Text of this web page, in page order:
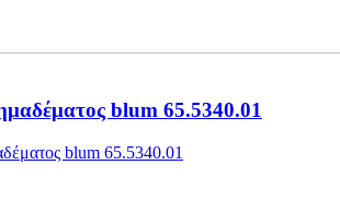
blum 65.5340.01
blum 65.5340.01